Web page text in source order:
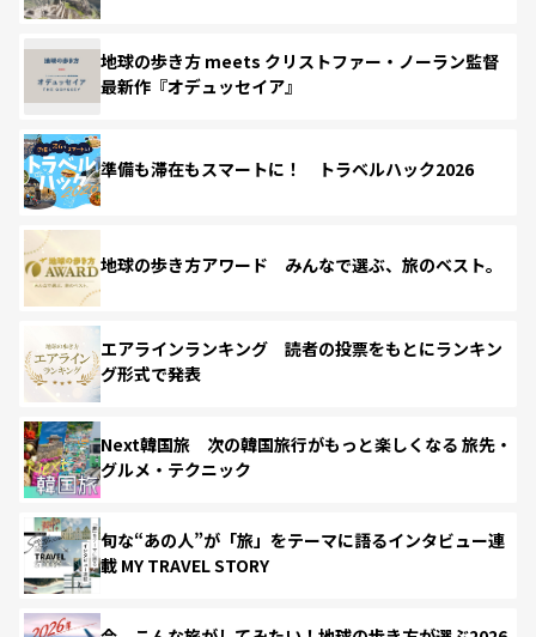
地球の歩き方 meets クリストファー・ノーラン監督
最新作『オデュッセイア』
準備も滞在もスマートに！ トラベルハック2026
地球の歩き方アワード みんなで選ぶ、旅のベスト。
エアラインランキング 読者の投票をもとにランキン
グ形式で発表
Next韓国旅 次の韓国旅行がもっと楽しくなる 旅先・
グルメ・テクニック
旬な“あの人”が「旅」をテーマに語るインタビュー連
載 MY TRAVEL STORY